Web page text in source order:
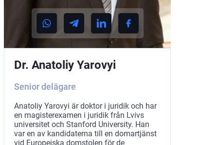
Dr. Anatoliy Yarovyi
Senior delägare
Anatoliy Yarovyi är doktor i juridik och har
en magisterexamen i juridik från Lvivs
universitet och Stanford University. Han
var en av kandidaterna till en domartjänst
vid Europeiska domstolen för de